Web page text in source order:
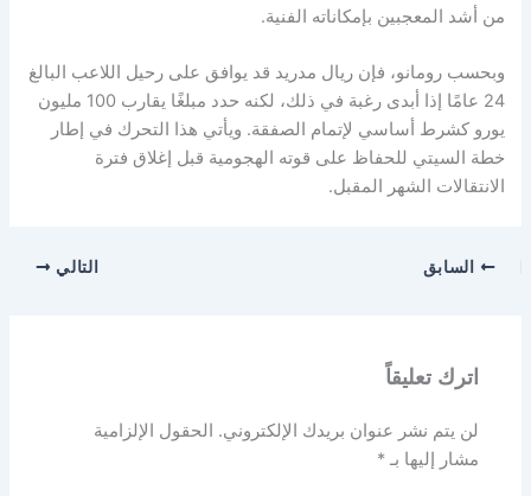
من أشد المعجبين بإمكاناته الفنية.
وبحسب رومانو، فإن ريال مدريد قد يوافق على رحيل اللاعب البالغ
24 عامًا إذا أبدى رغبة في ذلك، لكنه حدد مبلغًا يقارب 100 مليون
يورو كشرط أساسي لإتمام الصفقة. ويأتي هذا التحرك في إطار
خطة السيتي للحفاظ على قوته الهجومية قبل إغلاق فترة
الانتقالات الشهر المقبل.
السابق التالي
اترك تعليقاً
لن يتم نشر عنوان بريدك الإلكتروني. الحقول الإلزامية
مشار إليها بـ*